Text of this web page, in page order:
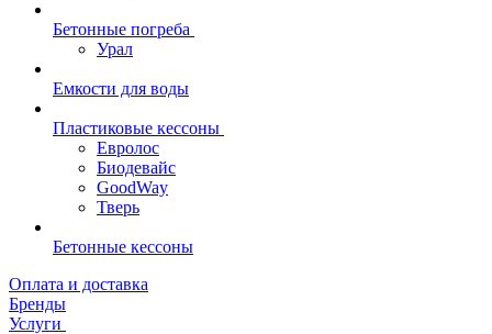
Бетонные погреба
Урал
Емкости для воды
Пластиковые кессоны
Евролос
Биодевайс
GoodWay
Тверь
Бетонные кессоны
Оплата и доставка
Бренды
Услуги